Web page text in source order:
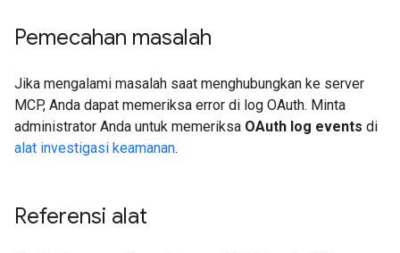
Pemecahan masalah
Jika mengalami masalah saat menghubungkan ke server
MCP, Anda dapat memeriksa error di log OAuth. Minta
administrator Anda untuk memeriksa OAuth log events di
alat investigasi keamanan.
Referensi alat